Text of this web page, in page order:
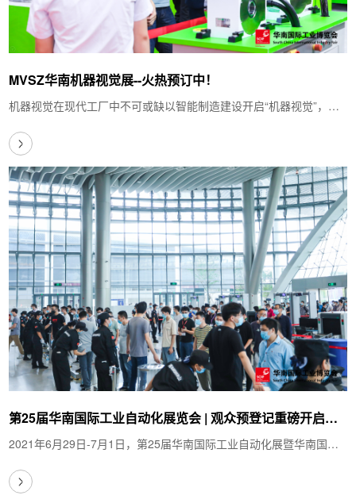
MVSZ华南机器视觉展--火热预订中！
机器视觉在现代工厂中不可或缺以智能制造建设开启“机器视觉”，机
第25届华南国际工业自动化展览会 | 观众预登记重磅开启！
多重福利等您来拿！
2021年6月29日-7月1日，第25届华南国际工业自动化展暨华南国际